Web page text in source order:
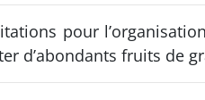
pour
d’abondants fruits de